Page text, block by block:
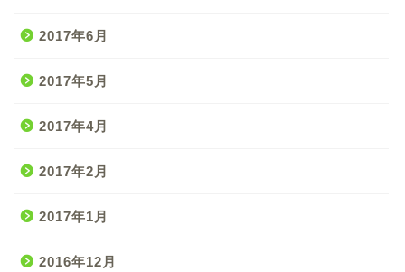
2017年6月
2017年5月
2017年4月
2017年2月
2017年1月
2016年12月